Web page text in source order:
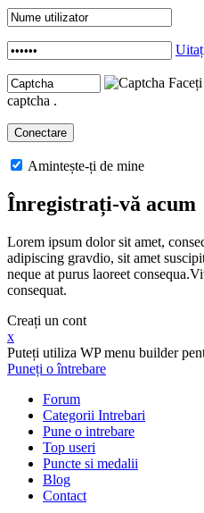
captcha .
Amintește-ți de mine
Înregistrați-vă acum
Lorem ipsum dolor sit amet,
adipiscing gravdio, sit amet
neque at purus laoreet
consequat.
Creați un cont
x
Puteți utiliza WP menu builder
Puneți o întrebare
Forum
Categorii Intrebari
Pune o intrebare
Top useri
Puncte si medalii
Blog
Contact